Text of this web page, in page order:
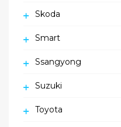
Skoda
Smart
Ssangyong
Suzuki
Toyota